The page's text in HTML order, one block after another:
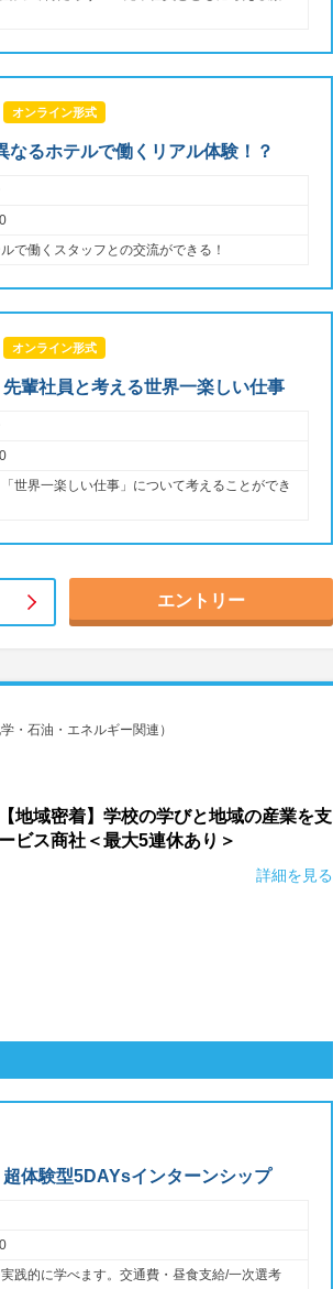
オンライン形式
なるホテルで働くリアル体験！？
で働くスタッフとの交流ができる！
オンライン形式
輩社員と考える世界一楽しい仕事
世界一楽しい仕事」について考えることができ
エントリー
・石油・エネルギー関連）
地域密着】学校の学びと地域の産業を支
ビス商社＜最大5連休あり＞
詳細を見る
超体験型5DAYsインターンシップ
践的に学べます。交通費・昼食支給/一次選考